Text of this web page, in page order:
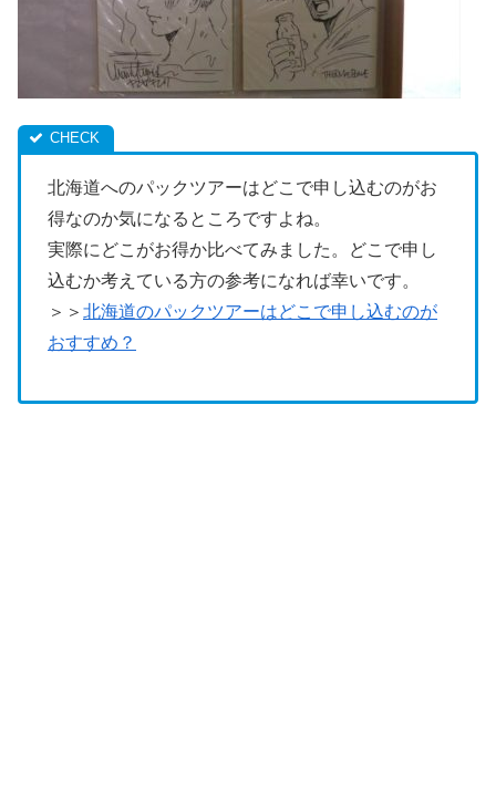
北海道へのパックツアーはどこで申し込むのがお
得なのか気になるところですよね。
実際にどこがお得か比べてみました。どこで申し
込むか考えている方の参考になれば幸いです。
＞＞ 北海道のパックツアーはどこで申し込むのが
おすすめ？